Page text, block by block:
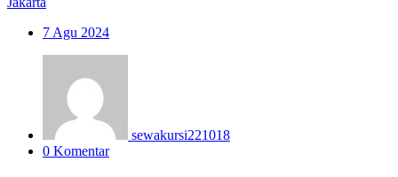
7 Agu 2024
sewakursi221018
0 Komentar